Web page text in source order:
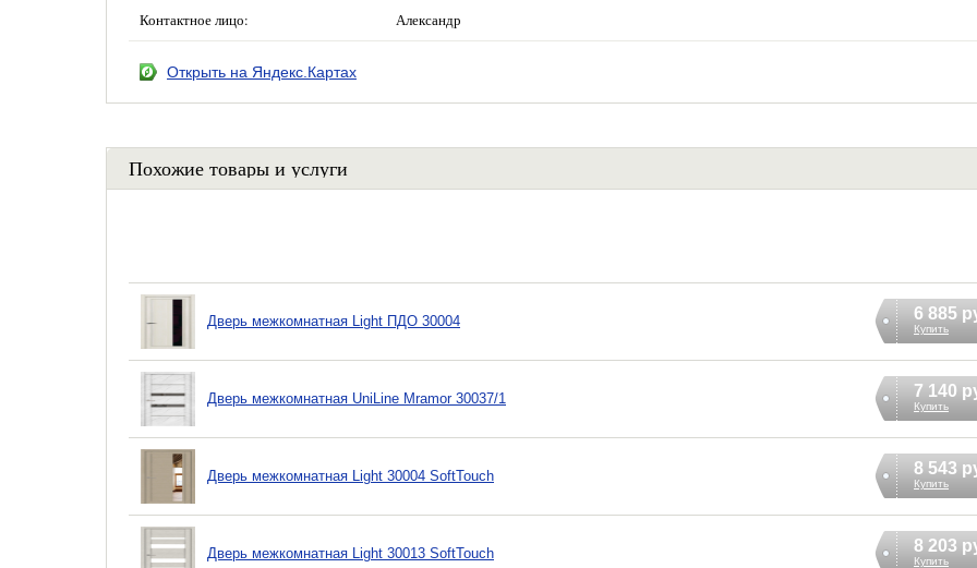
Контактное лицо: Александр
Открыть на Яндекс.Картах
Похожие товары и услуги
Дверь межкомнатная Light ПДО 30004 6 885
Купить
Дверь межкомнатная UniLine Mramor 30037/1 7 140
Купить
Дверь межкомнатная Light 30004 SoftTouch 8 543
Купить
Дверь межкомнатная Light 30013 SoftTouch 8 203
Купить